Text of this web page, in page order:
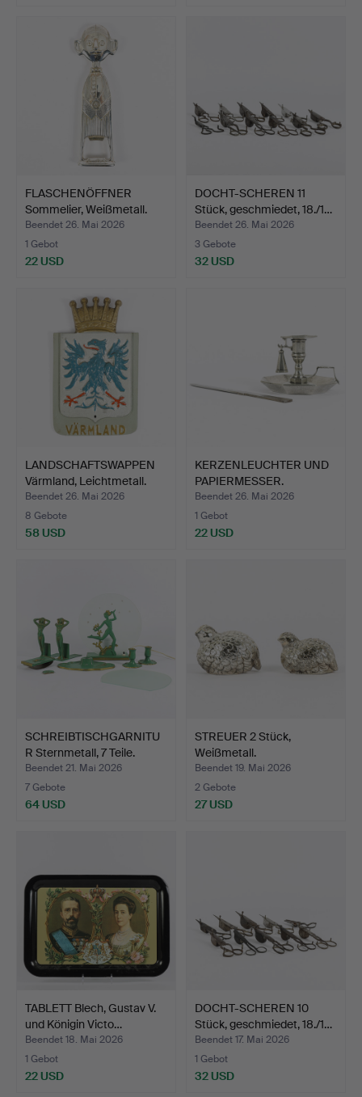
FLASCHENÖFFNER
Sommelier, Weißmetall.
Beendet 26. Mai 2026
1 Gebot
22 USD
DOCHT-SCHEREN 11
Stück, geschmiedet, 18./1…
Beendet 26. Mai 2026
3 Gebote
32 USD
LANDSCHAFTSWAPPEN
Värmland, Leichtmetall.
Beendet 26. Mai 2026
8 Gebote
58 USD
KERZENLEUCHTER UND
PAPIERMESSER.
Beendet 26. Mai 2026
1 Gebot
22 USD
SCHREIBTISCHGARNITU
R Sternmetall, 7 Teile.
Beendet 21. Mai 2026
7 Gebote
64 USD
STREUER 2 Stück,
Weißmetall.
Beendet 19. Mai 2026
2 Gebote
27 USD
TABLETT Blech, Gustav V.
und Königin Victo…
Beendet 18. Mai 2026
1 Gebot
22 USD
DOCHT-SCHEREN 10
Stück, geschmiedet, 18./1…
Beendet 17. Mai 2026
1 Gebot
32 USD